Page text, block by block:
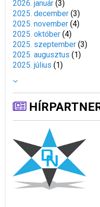
2026. január (3)
2025. december (3)
2025. november (4)
2025. október (4)
2025. szeptember (3)
2025. augusztus (1)
2025. július (1)